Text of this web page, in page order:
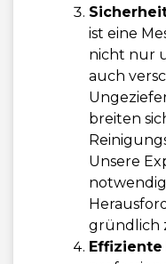
ist eine
nicht nur
auch
breiten
Unsere
gründlich
Effiziente